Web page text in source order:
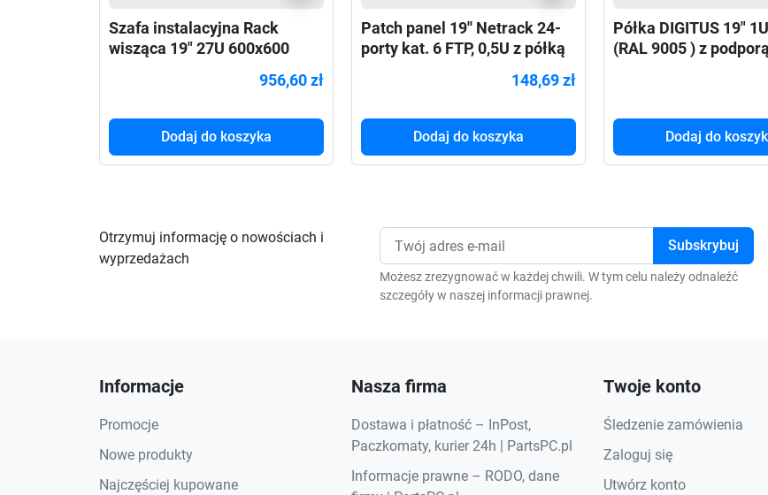
Szafa instalacyjna Rack
wisząca 19" 27U 600x600
956,60 zł
Dodaj do koszyka
Patch panel 19'' Netrack 24-
porty kat. 6 FTP, 0,5U z półką
148,69 zł
Dodaj do koszyka
Półka DIGITUS 19"
(RAL 9005 ) z podporą
Dodaj do
Otrzymuj informację o nowościach i
wyprzedażach
Możesz zrezygnować w każdej chwili. W tym celu należy odnaleźć
szczegóły w naszej informacji prawnej.
Informacje
Promocje
Nowe produkty
Najczęściej kupowane
Nasza firma
Dostawa i płatność – InPost,
Paczkomaty, kurier 24h | PartsPC.pl
Informacje prawne – RODO, dane
Twoje konto
Śledzenie zamówienia
Zaloguj się
Utwórz konto